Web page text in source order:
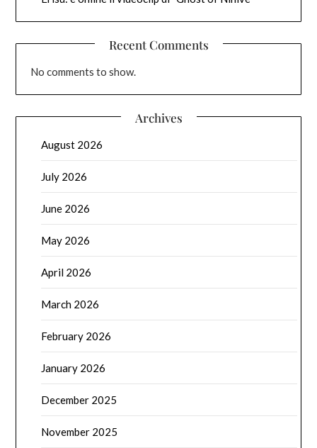
Recent Comments
No comments to show.
Archives
August 2026
July 2026
June 2026
May 2026
April 2026
March 2026
February 2026
January 2026
December 2025
November 2025